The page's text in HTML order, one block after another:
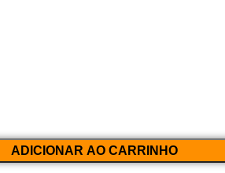
ADICIONAR AO CARRINHO